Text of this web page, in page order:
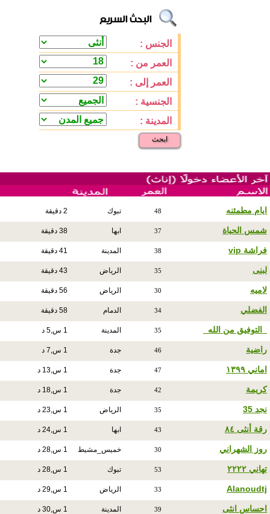
الجنس :
العمر من :
العمر إلى :
الجنسية :
المدينة :
ابحث
ايام مطمئنه 48 تبوك 2 دقيقة
شمس الحياة 37 ابها 38 دقيقة
فراشة vip 38 المدينة 41 دقيقة
لبنى 35 الرياض 43 دقيقة
لاميه 30 الرياض 56 دقيقة
الفضلي 34 الدمام 58 دقيقة
_التوفيق من الله_ 35 المدينة 1 س,5 د
راضية 46 جدة 1 س,7 د
اماني ١٣٩٩ 47 جدة 1 س,13 د
كريمة 42 جدة 1 س,18 د
نجد 35 35 الرياض 1 س,23 د
رقة أنثى ٨٤ 43 ابها 1 س,24 د
روز الشهراني 30 خميس_مشيط 1 س,28 د
تهاني ٢٢٢٢ 53 تبوك 1 س,28 د
Alanoudtj
33 الرياض 1 س,29 د
احساس انثى 39 المدينة 1 س,30 د